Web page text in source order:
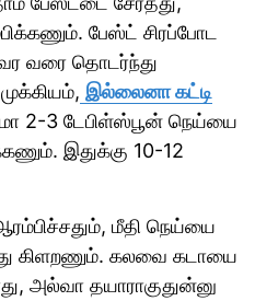
பேஸ்ட் சிரப்போட
வர வரை தொடர்ந்து
இல்லைனா கட்டி
2-3 டேபிள்ஸ்பூன் நெய்யை
இதுக்கு 10-12
மீதி நெய்யை
கிளறணும். கலவை கடாயை
அல்வா தயாராகுதுன்னு